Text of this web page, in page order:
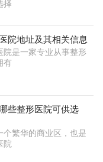
择
院地址及其相关信息
院是一家专业从事整形
有
些整形医院可供选
个繁华的商业区，也是
院